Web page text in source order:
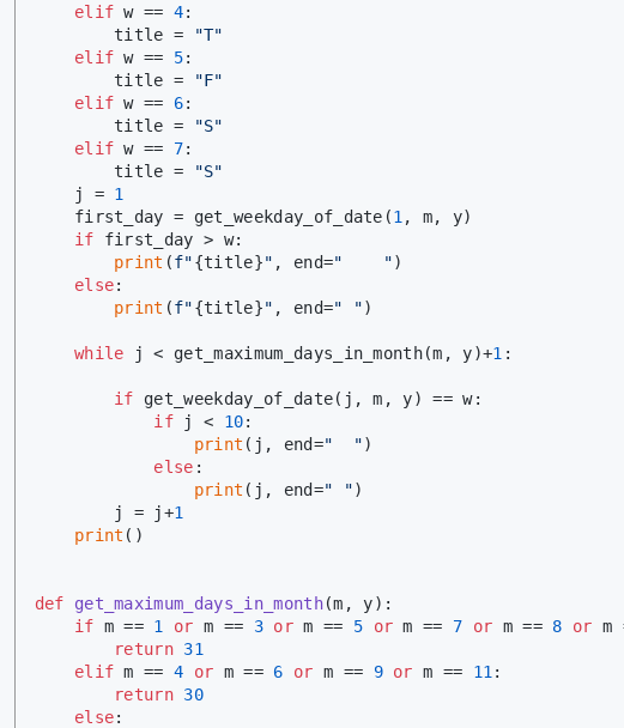
elif w == 4:
        title =
"T"
elif w == 5:
        title =
"F"
elif w == 6:
        title =
"S"
elif w == 7:
        title =
"S"
    j =
1
    first_day = get_weekday_of_date(
1 , m, y)
if first_day > w:
print (f"{title}" , end="    ")
else:
print (f"{title}" , end=" ")
while j < get_maximum_days_in_month(m, y)+1 :
if get_weekday_of_date(j, m, y) == w:
if j < 10:
print (j, end="  ")
else :
print (j, end=" ")
        j = j+
1
print ()
def get_maximum_days_in_month(m, y):
if m == 1 or m == 3 or m == 5 or m == 7 or m == 8 or m
return 31
elif m == 4 or m == 6 or m == 9 or m == 11 :
return 30
else: